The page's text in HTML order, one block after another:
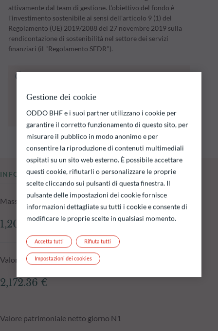
attivamente dal team di gestione. L'obiettivo del fondo è
l'investimento sostenibile ai sensi dell'articolo 9 (1) del
Regolamento (UE) 2019/2088 del 27 novembre 2019 sulla
rendicontazione di sostenibilità nel settore dei servizi
finanziari (il "Regolamento SFDR").
Si ricorda che i rendimenti passati non sono
tempo.
INFORMAZIONI CHIAVE
Masse in gestione del fondo al 05.08.2026
1,205.36 mln €
Valore patrimoniale netto al 05.08.2026
2,172.36 €
Valore patrimoniale netto giorno N1
Gestione dei cookie
ODDO BHF e i suoi partner utilizzano i cookie per
garantire il corretto funzionamento di questo sito, per
misurare il pubblico in modo anonimo e per
consentire la riproduzione di contenuti multimediali
ospitati su un sito web esterno. È possibile accettare
questi cookie, rifiutarli o personalizzare le proprie
scelte cliccando sui pulsanti di questa finestra. Il
pulsante delle impostazioni dei cookie fornisce
informazioni dettagliate su tutti i cookie e consente di
modificare le proprie scelte in qualsiasi momento.
Rifiuta tutti
Accetta tutti
Impostazioni dei cookies